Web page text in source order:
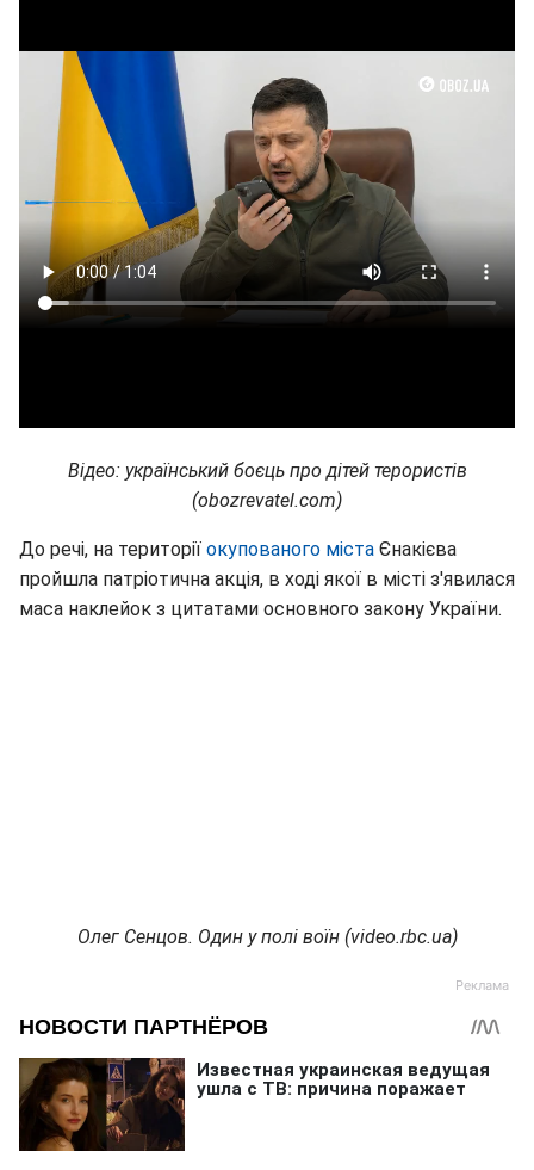
Відео: український боєць про дітей терористів
(obozrevatel.com)
До речі, на території окупованого міста Єнакієва
пройшла патріотична акція, в ході якої в місті з'явилася
маса наклейок з цитатами основного закону України.
Олег Сенцов. Один у полі воїн (video.rbc.ua)